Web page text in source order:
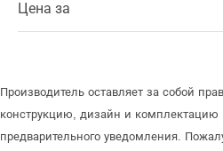
Цена за
Производитель оставляет за собой
конструкцию, дизайн и комплектацию
предварительного уведомления.